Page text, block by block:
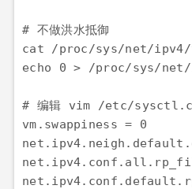
# 不做洪水抵御
cat /proc/sys/net/ipv4/
echo 0 > /proc/sys/net/
# 编辑 vim /etc/
vm.swappiness = 0